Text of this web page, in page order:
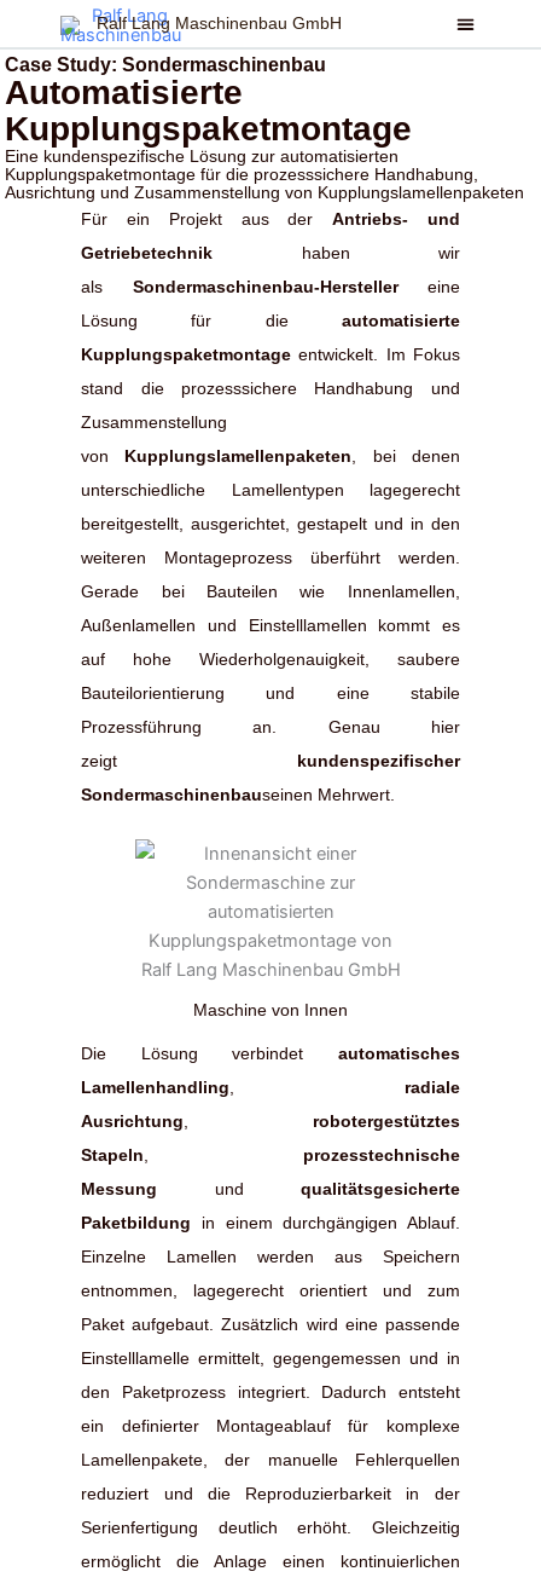
Inhalt
springen
Ralf Lang Maschinenbau GmbH
Case Study: Sondermaschinenbau
Automatisierte
Kupplungspaketmontage
Eine kundenspezifische Lösung zur automatisierten
Kupplungspaketmontage für die prozesssichere Handhabung,
Ausrichtung und Zusammenstellung von Kupplungslamellenpaketen
Für ein Projekt aus derAntriebs- und
Getriebetechnik haben wir
als Sondermaschinenbau-Herstellereine
Lösung für die automatisierte
Kupplungspaketmontage entwickelt. Im Fokus
stand die prozesssichere Handhabung und
Zusammenstellung
von Kupplungslamellenpaketen, bei denen
unterschiedliche Lamellentypen lagegerecht
bereitgestellt, ausgerichtet, gestapelt und in den
weiteren Montageprozess überführt werden.
Gerade bei Bauteilen wie Innenlamellen,
Außenlamellen und Einstelllamellen kommt es
auf hohe Wiederholgenauigkeit, saubere
Bauteilorientierung und eine stabile
Prozessführung an. Genau hier
zeigt kundenspezifischer
Sondermaschinenbauseinen Mehrwert.
Maschine von Innen
Die Lösung verbindet automatisches
Lamellenhandling, radiale
Ausrichtung, robotergestütztes
Stapeln, prozesstechnische
Messung und qualitätsgesicherte
Paketbildung in einem durchgängigen Ablauf.
Einzelne Lamellen werden aus Speichern
entnommen, lagegerecht orientiert und zum
Paket aufgebaut. Zusätzlich wird eine passende
Einstelllamelle ermittelt, gegengemessen und in
den Paketprozess integriert. Dadurch entsteht
ein definierter Montageablauf für komplexe
Lamellenpakete, der manuelle Fehlerquellen
reduziert und die Reproduzierbarkeit in der
Serienfertigung deutlich erhöht. Gleichzeitig
ermöglicht die Anlage einen kontinuierlichen